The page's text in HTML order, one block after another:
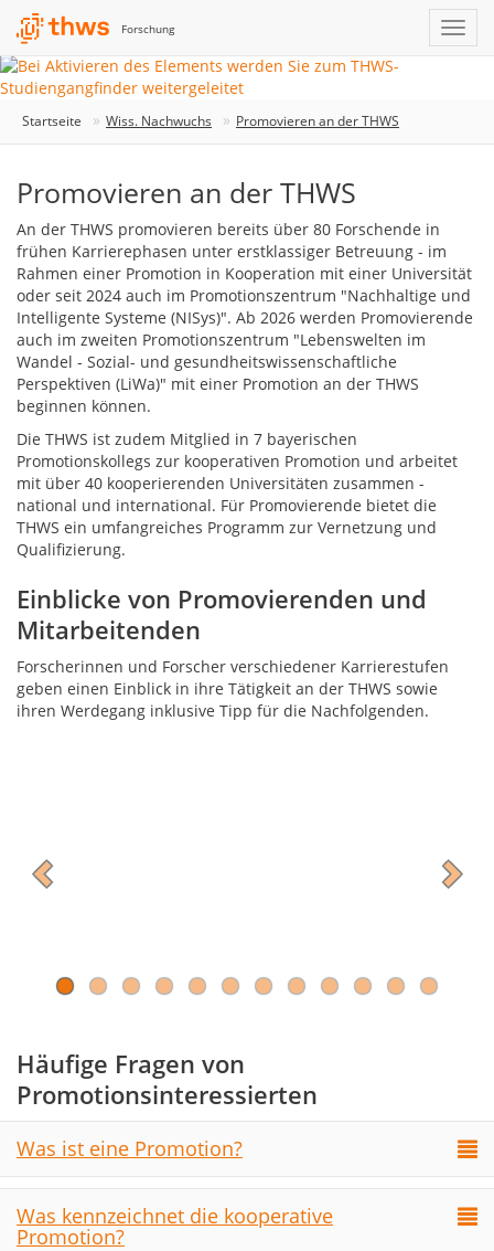
Forschung
Startseite Wiss. Nachwuchs Promovieren an der THWS
Promovieren an der THWS
An der THWS promovieren bereits über 80 Forschende in
frühen Karrierephasen unter erstklassiger Betreuung - im
Rahmen einer Promotion in Kooperation mit einer Universität
oder seit 2024 auch im Promotionszentrum "Nachhaltige und
Intelligente Systeme (NISys)". Ab 2026 werden Promovierende
auch im zweiten Promotionszentrum "Lebenswelten im
Wandel - Sozial- und gesundheitswissenschaftliche
Perspektiven (LiWa)" mit einer Promotion an der THWS
beginnen können.
Die THWS ist zudem Mitglied in 7 bayerischen
Promotionskollegs zur kooperativen Promotion und arbeitet
mit über 40 kooperierenden Universitäten zusammen -
national und international. Für Promovierende bietet die
THWS ein umfangreiches Programm zur Vernetzung und
Qualifizierung.
Einblicke von Promovierenden und
Mitarbeitenden
Forscherinnen und Forscher verschiedener Karrierestufen
geben einen Einblick in ihre Tätigkeit an der THWS sowie
ihren Werdegang inklusive Tipp für die Nachfolgenden.
Häufige Fragen von
Promotionsinteressierten
Was ist eine Promotion?
Was kennzeichnet die kooperative
Promotion?